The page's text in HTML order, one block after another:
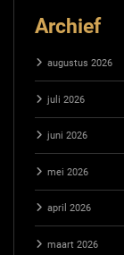
Archief
augustus 2026
juli 2026
juni 2026
mei 2026
april 2026
maart 2026